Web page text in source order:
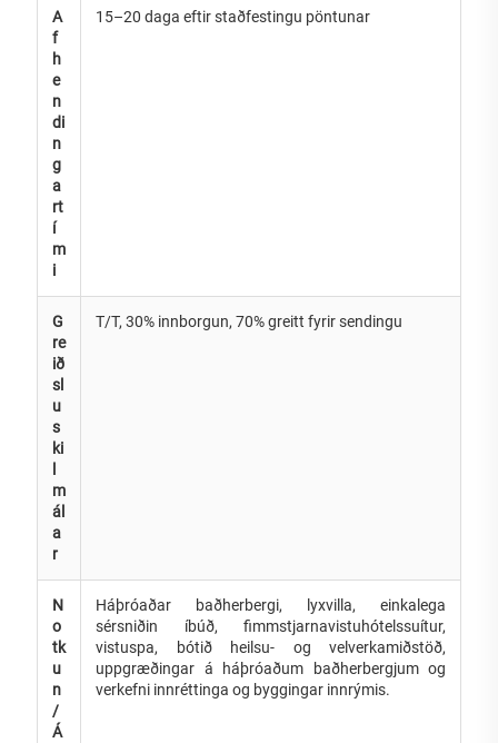
A
f
h
e
n
di
n
g
a
rt
í
m
i
15–20 daga eftir staðfestingu pöntunar
G
re
ið
sl
u
s
ki
m
ál
a
r
T/T, 30% innborgun, 70% greitt fyrir sendingu
N
o
tk
u
n
/
Á
Háþróaðar baðherbergi, lyxvilla, einkalega
sérsniðin íbúð, fimmstjarnavistuhótelssuítur,
vistuspa, bótið heilsu- og velverkamiðstöð,
uppgræðingar á háþróaðum baðherbergjum og
verkefni innréttinga og byggingar innrýmis.